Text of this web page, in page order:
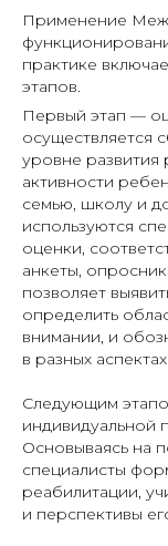
Применение
практике
этапов.
Первый этап —
осуществляется
уровне развития
активности
семью, школу и
используются
оценки,
анкеты,
позволяет
определить
внимании, и
в разных
Следующим
индивидуальной
Основываясь на
специалисты
реабилитации,
и перспективы